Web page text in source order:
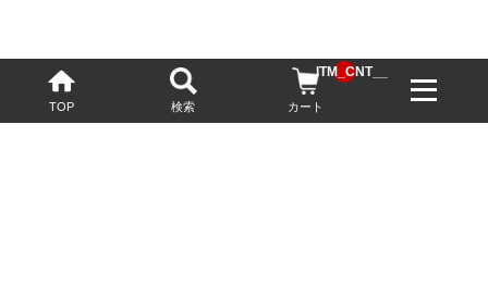
TOP 検索 カート
__ITM_CNT__